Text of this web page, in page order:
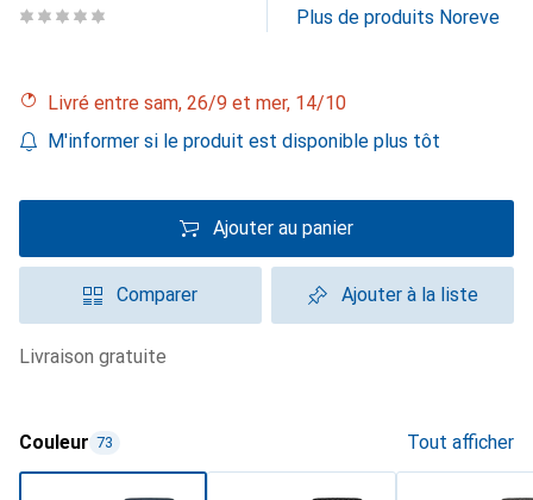
Plus de produits Noreve
Livré entre sam, 26/9 et mer, 14/10
M'informer si le produit est disponible plus tôt
Ajouter au panier
Comparer Ajouter à la liste
livraison gratuite
Couleur 73 Tout afficher